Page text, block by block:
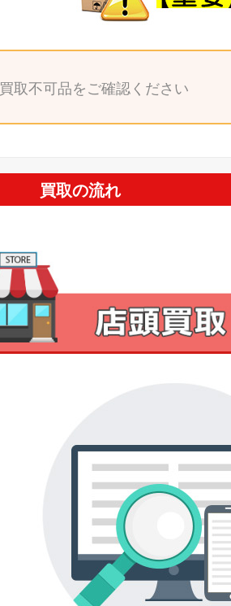
買取不可品をご確認ください
買取の流れ